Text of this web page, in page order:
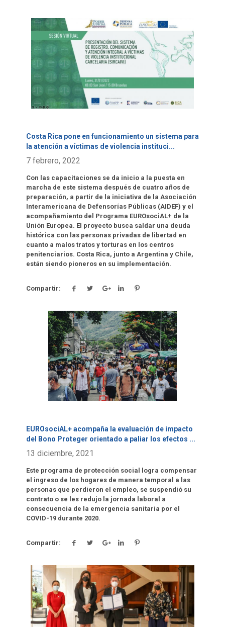
Click para leer más.
Costa Rica pone en funcionamiento un sistema para
la atención a víctimas de violencia instituci...
7 febrero, 2022
Con las capacitaciones se da inicio a la puesta en
marcha de este sistema después de cuatro años de
preparación, a partir de la iniciativa de la Asociación
Interamericana de Defensorías Públicas (AIDEF) y el
acompañamiento del Programa EUROsociAL+ de la
Unión Europea. El proyecto busca saldar una deuda
histórica con las personas privadas de libertad en
cuanto a malos tratos y torturas en los centros
penitenciarios. Costa Rica, junto a Argentina y Chile,
están siendo pioneros en su implementación.
Compartir:
Click para leer más.
EUROsociAL+ acompaña la evaluación de impacto
del Bono Proteger orientado a paliar los efectos ...
13 diciembre, 2021
Este programa de protección social logra compensar
el ingreso de los hogares de manera temporal a las
personas que perdieron el empleo, se suspendió su
contrato o se les redujo la jornada laboral a
consecuencia de la emergencia sanitaria por el
COVID-19 durante 2020.
Compartir:
Click para leer más.